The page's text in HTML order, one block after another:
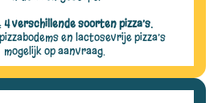
4 verschillende soorten pizza’s.
en lactosevrije pizza’s
mogelijk op aanvraag.